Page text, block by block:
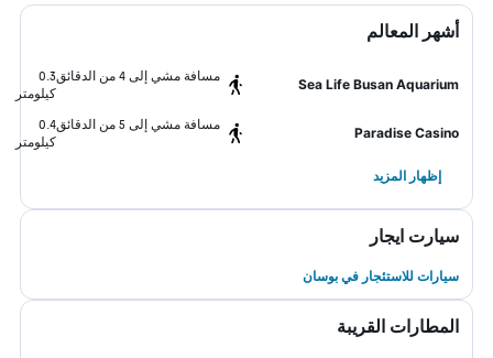
أشهر المعالم
Sea Life Busan Aquarium
مسافة مشي إلى 4 من الدقائق
0.3
كيلومتر
Paradise Casino
مسافة مشي إلى 5 من الدقائق
0.4
كيلومتر
إظهار المزيد
سيارت ايجار
سيارات للاستئجار في بوسان
المطارات القريبة